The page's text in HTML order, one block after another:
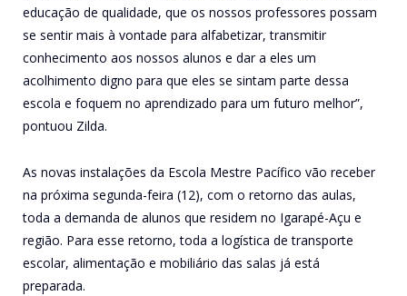
educação de qualidade, que os nossos professores possam
se sentir mais à vontade para alfabetizar, transmitir
conhecimento aos nossos alunos e dar a eles um
acolhimento digno para que eles se sintam parte dessa
escola e foquem no aprendizado para um futuro melhor”,
pontuou Zilda.
As novas instalações da Escola Mestre Pacífico vão receber
na próxima segunda-feira (12), com o retorno das aulas,
toda a demanda de alunos que residem no Igarapé-Açu e
região. Para esse retorno, toda a logística de transporte
escolar, alimentação e mobiliário das salas já está
preparada.